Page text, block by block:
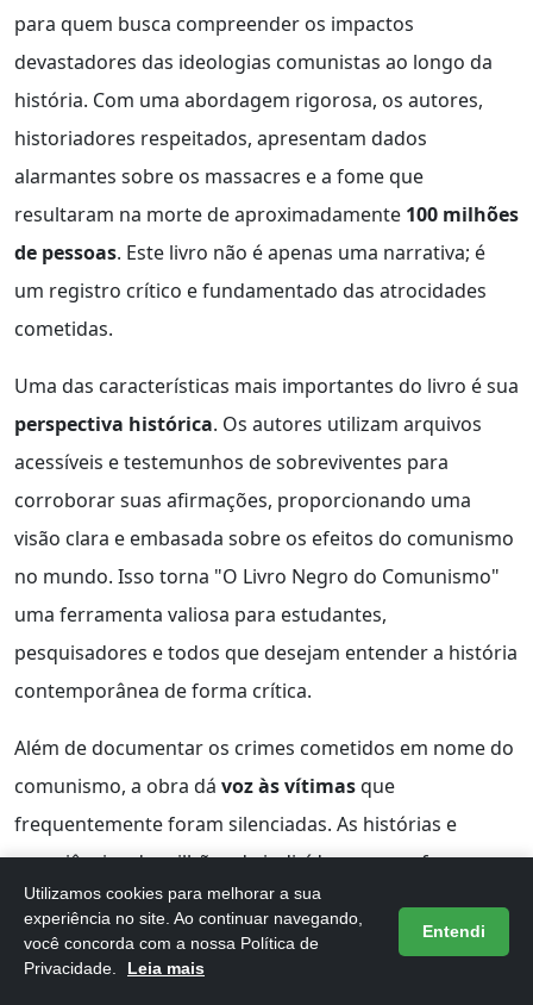
para quem busca compreender os impactos
devastadores das ideologias comunistas ao longo da
história. Com uma abordagem rigorosa, os autores,
historiadores respeitados, apresentam dados
alarmantes sobre os massacres e a fome que
resultaram na morte de aproximadamente 100 milhões
de pessoas. Este livro não é apenas uma narrativa; é
um registro crítico e fundamentado das atrocidades
cometidas.
Uma das características mais importantes do livro é sua
perspectiva histórica. Os autores utilizam arquivos
acessíveis e testemunhos de sobreviventes para
corroborar suas afirmações, proporcionando uma
visão clara e embasada sobre os efeitos do comunismo
no mundo. Isso torna "O Livro Negro do Comunismo"
uma ferramenta valiosa para estudantes,
pesquisadores e todos que desejam entender a história
contemporânea de forma crítica.
Além de documentar os crimes cometidos em nome do
comunismo, a obra dá voz às vítimasque
frequentemente foram silenciadas. As histórias e
experiências de milhões de indivíduos que sofreram
sob regimes opressivos são apresentadas de forma
impactante, promovendo uma reflexão sobre a
importância de lembrar as lições do passado. A leitura
Utilizamos cookies para melhorar a sua
experiência no site. Ao continuar navegando,
você concorda com a nossa Política de
Privacidade.
Leia mais
Entendi